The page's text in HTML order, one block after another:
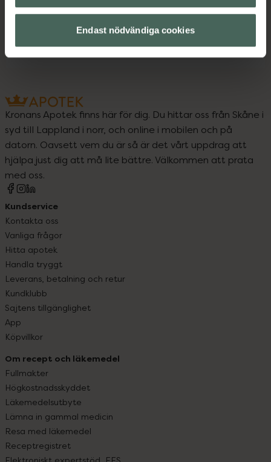
Endast nödvändiga cookies
Pigmentfläckar
Presenttips
Trendar på TikTok
Kronans Apotek finns här för dig. Du hittar oss från Skåne i
syd till Lappland i norr, och online i mobilen och på
datorn. Oavsett vem du är så är det vårt uppdrag att
hjälpa just dig att må lite bättre. Välkommen att prata
med oss.
Kundservice
Kontakta oss
Vanliga frågor
Hitta apotek
Handla tryggt
Leverans, betalning och retur
Kundklubb
Sajtens tillgänglighet
App
Köpvillkor
Om recept och läkemedel
Fullmakter
Högkostnadsskyddet
Läkemedelsutbyte
Lämna in gammal medicin
Resa med läkemedel
Receptregistret
Elektroniskt expertstöd, EES